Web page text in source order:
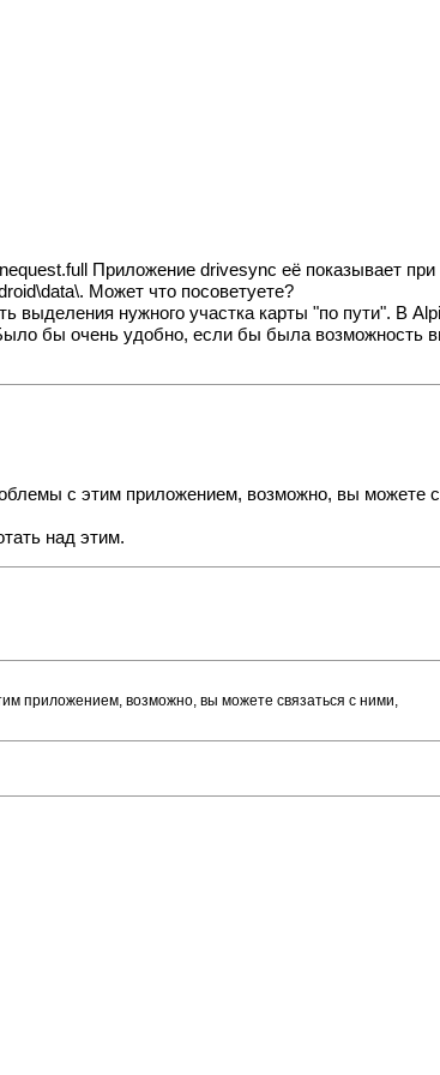
Приложение drivesync её показывает
Может что посоветуете?
выделения нужного участка карты "по пути". В
бы очень удобно, если бы была возможность
с этим приложением, возможно, вы можете
над этим.
приложением, возможно, вы можете связаться с ними,